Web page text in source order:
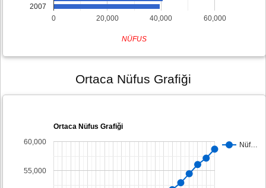
0 20,000 40,000 60,000
2007
NÜFUS
Ortaca Nüfus Grafiği
Ortaca Nüfus Grafiği
Nüf…
55,000
60,000